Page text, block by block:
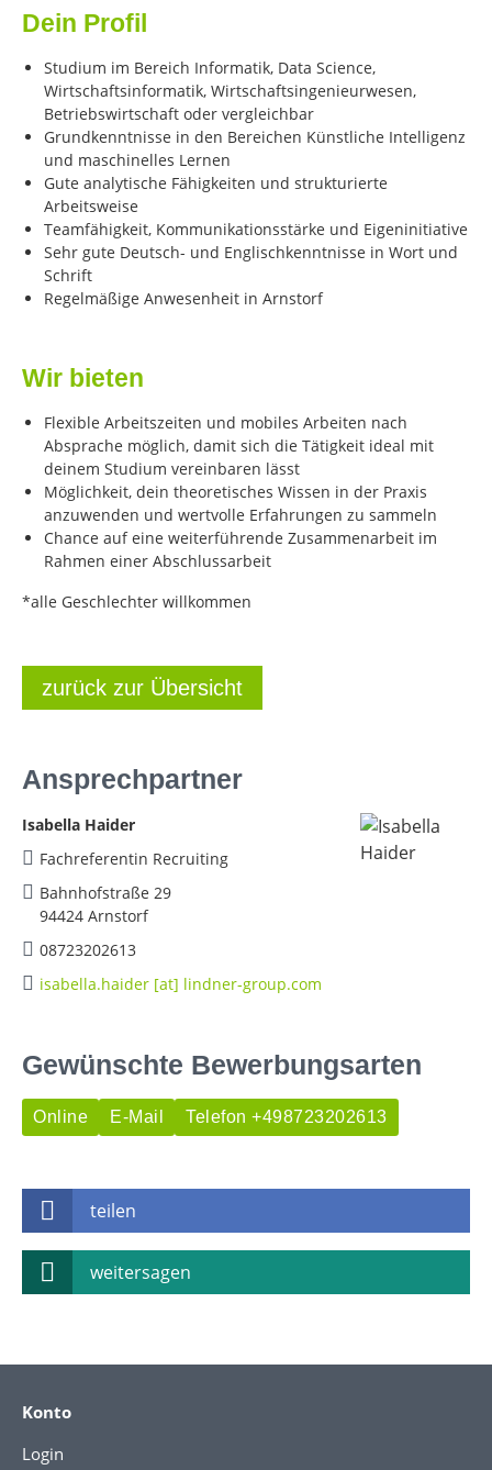
Dein Profil
Studium im Bereich Informatik, Data Science,
Wirtschaftsinformatik, Wirtschaftsingenieurwesen,
Betriebswirtschaft oder vergleichbar
Grundkenntnisse in den Bereichen Künstliche Intelligenz
und maschinelles Lernen
Gute analytische Fähigkeiten und strukturierte
Arbeitsweise
Teamfähigkeit, Kommunikationsstärke und Eigeninitiative
Sehr gute Deutsch- und Englischkenntnisse in Wort und
Schrift
Regelmäßige Anwesenheit in Arnstorf
Wir bieten
Flexible Arbeitszeiten und mobiles Arbeiten nach
Absprache möglich, damit sich die Tätigkeit ideal mit
deinem Studium vereinbaren lässt
Möglichkeit, dein theoretisches Wissen in der Praxis
anzuwenden und wertvolle Erfahrungen zu sammeln
Chance auf eine weiterführende Zusammenarbeit im
Rahmen einer Abschlussarbeit
*alle Geschlechter willkommen
zurück zur Übersicht
Ansprechpartner
Isabella Haider
Fachreferentin Recruiting
Bahnhofstraße 29
94424 Arnstorf
08723202613
isabella.haider [at] lindner-group.com
Gewünschte Bewerbungsarten
Online E-Mail Telefon +498723202613
teilen
weitersagen
Konto
Login